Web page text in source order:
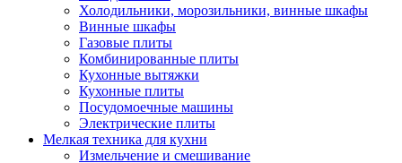
Холодильники, морозильники, винные шкафы
Винные шкафы
Газовые плиты
Комбинированные плиты
Кухонные вытяжки
Кухонные плиты
Посудомоечные машины
Электрические плиты
Мелкая техника для кухни
Измельчение и смешивание